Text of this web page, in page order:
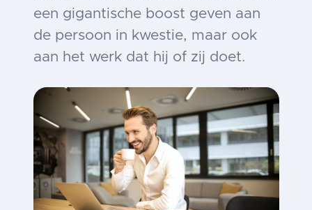
een gigantische boost geven aan
de persoon in kwestie, maar ook
aan het werk dat hij of zij doet.